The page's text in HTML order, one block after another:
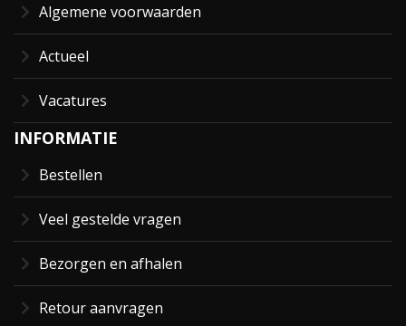
Algemene voorwaarden
Actueel
Vacatures
INFORMATIE
Bestellen
Veel gestelde vragen
Bezorgen en afhalen
Retour aanvragen